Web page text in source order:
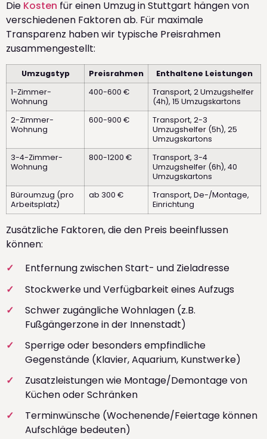
Die Kosten für einen Umzug in Stuttgart hängen von
verschiedenen Faktoren ab. Für maximale
Transparenz haben wir typische Preisrahmen
zusammengestellt:
Umzugstyp Preisrahmen
Enthaltene Leistungen
1-Zimmer-
Wohnung
400-600 €
Transport, 2 Umzugshelfer
(4h), 15 Umzugskartons
2-Zimmer-
Wohnung
600-900 €
Transport, 2-3
Umzugshelfer (5h), 25
Umzugskartons
3-4-Zimmer-
Wohnung
800-1200 €
Transport, 3-4
Umzugshelfer (6h), 40
Umzugskartons
Büroumzug (pro
Arbeitsplatz)
ab 300 €
Transport, De-/Montage,
Einrichtung
Zusätzliche Faktoren, die den Preis beeinflussen
können:
Entfernung zwischen Start- und Zieladresse
Stockwerke und Verfügbarkeit eines Aufzugs
Schwer zugängliche Wohnlagen (z.B.
Fußgängerzone in der Innenstadt)
Sperrige oder besonders empfindliche
Gegenstände (Klavier, Aquarium, Kunstwerke)
Zusatzleistungen wie Montage/Demontage von
Küchen oder Schränken
Terminwünsche (Wochenende/Feiertage können
Aufschläge bedeuten)